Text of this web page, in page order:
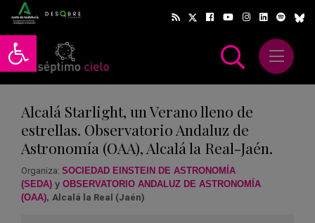
Abrir barra de herramientas
Abrir
Alcalá Starlight, un Verano lleno de
estrellas. Observatorio Andaluz de
Astronomía (OAA), Alcalá la Real-Jaén.
Organiza: SOCIEDAD EINSTEIN DE ASTRONOMÍA
(SEDA) y OBSERVATORIO ANDALUZ DE ASTRONOMÍA
(OAA), Alcalá la Real (Jaén)